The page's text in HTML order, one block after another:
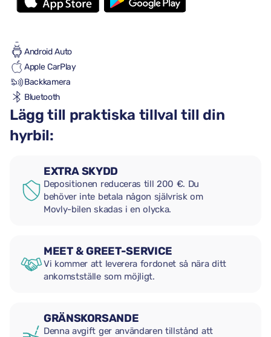
2 stora resväskor
Android Auto
Apple CarPlay
Backkamera
Bluetooth
Lägg till praktiska tillval till din
hyrbil:
EXTRA SKYDD
Depositionen reduceras till 200 €. Du
behöver inte betala någon självrisk om
Movly-bilen skadas i en olycka.
MEET & GREET-SERVICE
Vi kommer att leverera fordonet så nära ditt
ankomstställe som möjligt.
GRÄNSKORSANDE
Denna avgift ger användaren tillstånd att